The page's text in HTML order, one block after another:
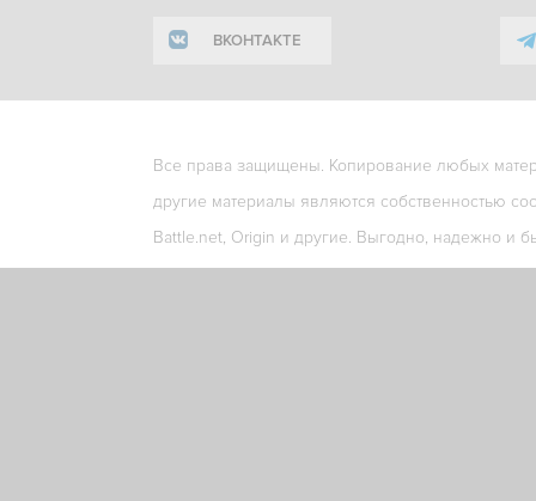
ВКОНТАКТЕ
Все права защищены. Копирование любых
другие материалы являются собственностью
Battle.net, Origin и другие. Выгодно, надежно и